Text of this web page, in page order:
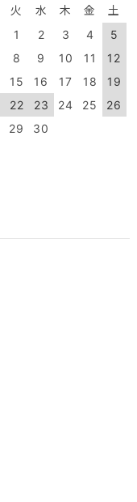
火 水 木 金 土
1 2 3 4
5
8 9 10 11
12
15 16 17 18
19
22 23 24 25
26
29 30